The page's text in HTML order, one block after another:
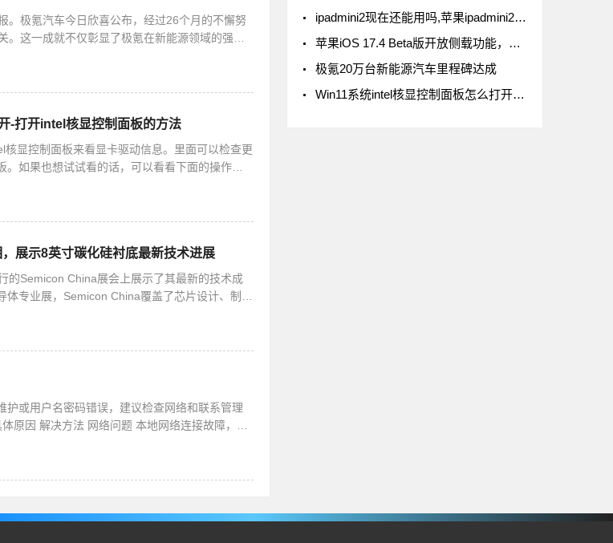
。极氪汽车今日欣喜公布，经过26个月的不懈努
。这一成就不仅彰显了极氪在新能源领域的强劲
-打开intel核显控制面板的方法
显控制面板来看显卡驱动信息。里面可以检查更
如果也想试试看的话，可以看看下面的操作方
展示8英寸碳化硅衬底最新技术进展
的Semicon China展会上展示了其最新的技术成
专业展，Semicon China覆盖了芯片设计、制
或用户名密码错误，建议检查网络和联系管理
原因 解决方法 网络问题 本地网络连接故障，如
ipadmini2现在还能用吗,苹果ipadmini2现在还能用吗
苹果iOS 17.4 Beta版开放侧载功能，但iPad不在列
极氪20万台新能源汽车里程碑达成
Win11系统intel核显控制面板怎么打开-打开intel核显控制面板的方法